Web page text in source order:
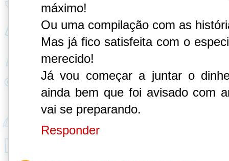
máximo!
Ou uma compilação com as
Mas já fico satisfeita com o
merecido!
Já vou começar a juntar o
ainda bem que foi avisado com
vai se preparando.
Responder